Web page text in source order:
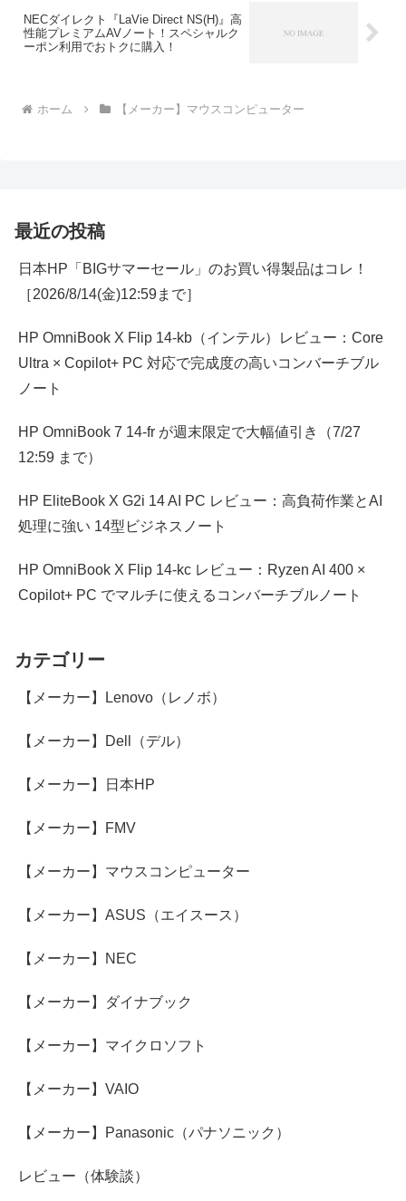
NECダイレクト『LaVie Direct NS(H)』高
性能プレミアムAVノート！スペシャルク
ーポン利用でおトクに購入！
ホーム 【メーカー】マウスコンピューター
最近の投稿
日本HP「BIGサマーセール」のお買い得製品はコレ！
［2026/8/14(金)12:59まで］
HP OmniBook X Flip 14-kb（インテル）レビュー：Core
Ultra × Copilot+ PC 対応で完成度の高いコンバーチブル
ノート
HP OmniBook 7 14-fr が週末限定で大幅値引き（7/27
12:59 まで）
HP EliteBook X G2i 14 AI PC レビュー：高負荷作業とAI
処理に強い 14型ビジネスノート
HP OmniBook X Flip 14-kc レビュー：Ryzen AI 400 ×
Copilot+ PC でマルチに使えるコンバーチブルノート
カテゴリー
【メーカー】Lenovo（レノボ）
【メーカー】Dell（デル）
【メーカー】日本HP
【メーカー】FMV
【メーカー】マウスコンピューター
【メーカー】ASUS（エイスース）
【メーカー】NEC
【メーカー】ダイナブック
【メーカー】マイクロソフト
【メーカー】VAIO
【メーカー】Panasonic（パナソニック）
レビュー（体験談）